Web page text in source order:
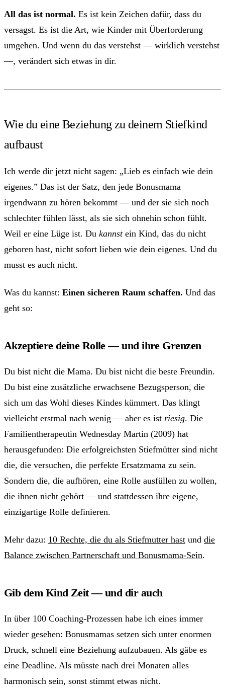
All das ist normal. Es ist kein Zeichen dafür, dass du
versagst. Es ist die Art, wie Kinder mit Überforderung
umgehen. Und wenn du das verstehst — wirklich verstehst
—, verändert sich etwas in dir.
Wie du eine Beziehung zu deinem Stiefkind
aufbaust
Ich werde dir jetzt nicht sagen: „Lieb es einfach wie dein
eigenes.” Das ist der Satz, den jede Bonusmama
irgendwann zu hören bekommt — und der sie sich noch
schlechter fühlen lässt, als sie sich ohnehin schon fühlt.
Weil er eine Lüge ist. Du kannstein Kind, das du nicht
geboren hast, nicht sofort lieben wie dein eigenes. Und du
musst es auch nicht.
Was du kannst: Einen sicheren Raum schaffen. Und das
geht so:
Akzeptiere deine Rolle — und ihre Grenzen
Du bist nicht die Mama. Du bist nicht die beste Freundin.
Du bist eine zusätzliche erwachsene Bezugsperson, die
sich um das Wohl dieses Kindes kümmert. Das klingt
vielleicht erstmal nach wenig — aber es ist riesig. Die
Familientherapeutin Wednesday Martin (2009) hat
herausgefunden: Die erfolgreichsten Stiefmütter sind nicht
die, die versuchen, die perfekte Ersatzmama zu sein.
Sondern die, die aufhören, eine Rolle ausfüllen zu wollen,
die ihnen nicht gehört — und stattdessen ihre eigene,
einzigartige Rolle definieren.
Mehr dazu: 10 Rechte, die du als Stiefmutter hast und die
Balance zwischen Partnerschaft und Bonusmama-Sein.
Gib dem Kind Zeit — und dir auch
In über 100 Coaching-Prozessen habe ich eines immer
wieder gesehen: Bonusmamas setzen sich unter enormen
Druck, schnell eine Beziehung aufzubauen. Als gäbe es
eine Deadline. Als müsste nach drei Monaten alles
harmonisch sein, sonst stimmt etwas nicht.